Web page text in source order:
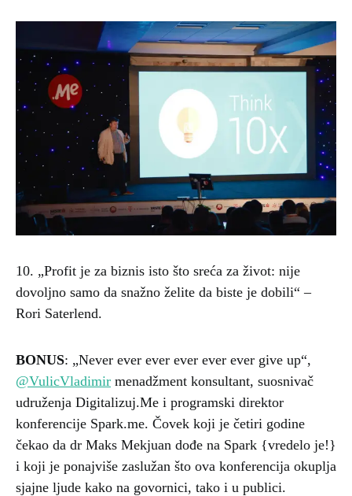
10. „Profit je za biznis isto što sreća za život: nije
dovoljno samo da snažno želite da biste je dobili“ –
Rori Saterlend.
BONUS: „Never ever ever ever ever ever give up“,
@VulicVladimir menadžment konsultant, suosnivač
udruženja Digitalizuj.Me i programski direktor
konferencije Spark.me. Čovek koji je četiri godine
čekao da dr Maks Mekjuan dođe na Spark {vredelo je!}
i koji je ponajviše zaslužan što ova konferencija okuplja
sjajne ljude kako na govornici, tako i u publici.